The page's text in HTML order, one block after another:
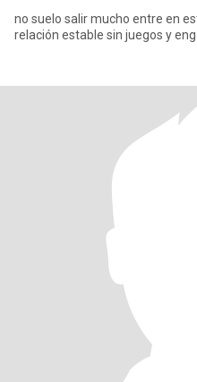
no suelo salir mucho entre en
relación estable sin juegos y